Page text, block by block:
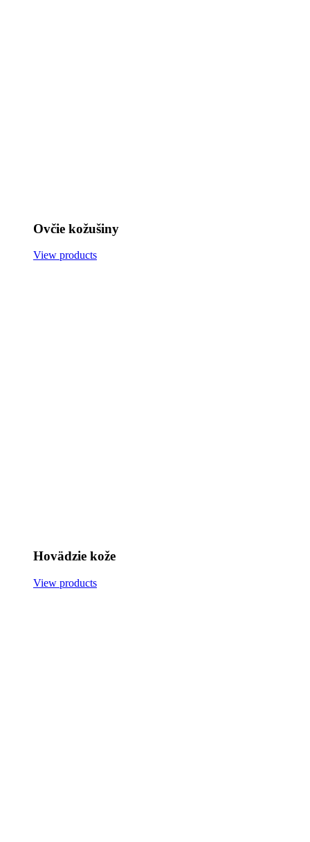
Ovčie kožušiny
View products
Hovädzie kože
View products